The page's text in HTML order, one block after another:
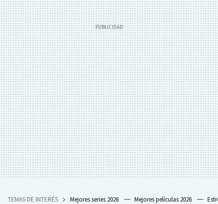
TEMAS DE INTERÉS Mejores series 2026 Mejores películas 2026